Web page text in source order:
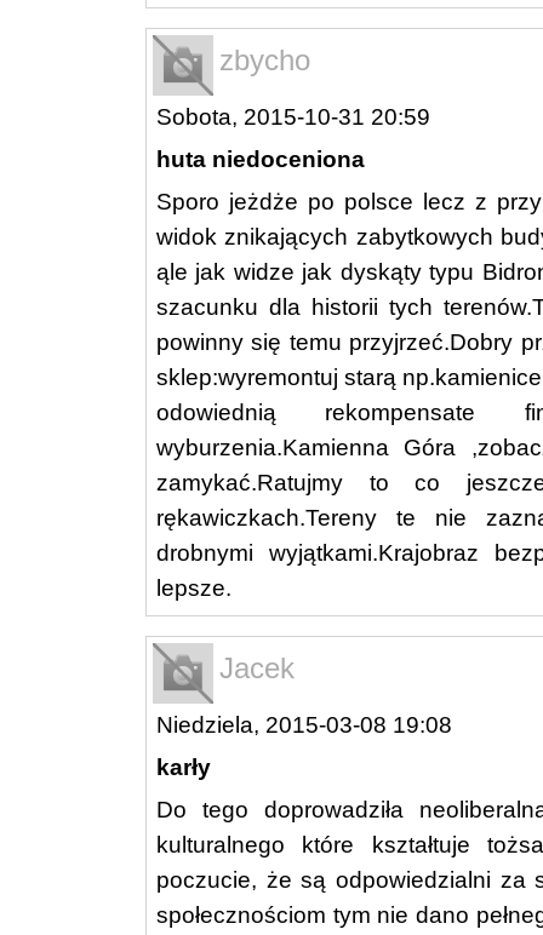
zbycho
Sobota, 2015-10-31 20:59
huta niedoceniona
Sporo jeżdże po polsce lecz z
widok znikających zabytkowych
ąle jak widze jak dyskąty typu
szacunku dla historii tych
powinny się temu przyjrzeć.Dobry
sklep:wyremontuj starą
odowiednią rekompensate
wyburzenia.Kamienna Góra
zamykać.Ratujmy to co
rękawiczkach.Tereny te nie
drobnymi wyjątkami.Krajobraz
lepsze.
Jacek
Niedziela, 2015-03-08 19:08
karły
Do tego doprowadziła
kulturalnego które kształtuje
poczucie, że są odpowiedzialni za
społecznościom tym nie dano